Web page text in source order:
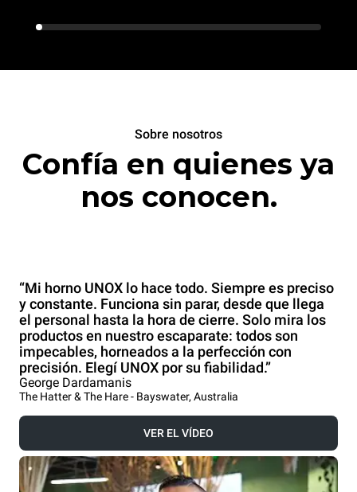
Sobre nosotros
Confía en quienes ya
nos conocen.
“Mi horno UNOX lo hace todo. Siempre es preciso
y constante. Funciona sin parar, desde que llega
el personal hasta la hora de cierre. Solo mira los
productos en nuestro escaparate: todos son
impecables, horneados a la perfección con
precisión. Elegí UNOX por su fiabilidad.”
George Dardamanis
The Hatter & The Hare - Bayswater, Australia
VER EL VÍDEO